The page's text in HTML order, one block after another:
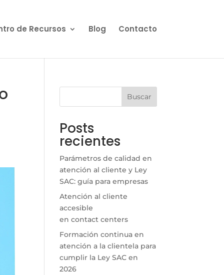
de Recursos Blog Contacto
Buscar
Posts
recientes
Parámetros de calidad en
atención al cliente y Ley
SAC: guía para empresas
Atención al cliente
accesible
en contact centers
Formación continua en
atención a la clientela para
cumplir la Ley SAC en
2026